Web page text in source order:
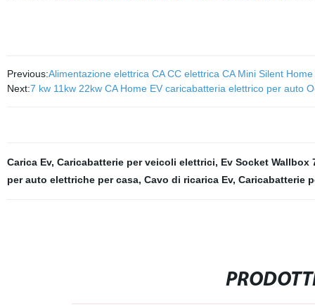
Previous:Alimentazione elettrica CA CC elettrica CA Mini Silent
Next:7 kw 11kw 22kw CA Home EV caricabatteria elettrico per auto
Carica Ev, Caricabatterie per veicoli elettrici, Ev Socket Wallbox
per auto elettriche per casa, Cavo di ricarica Ev, Caricabatterie